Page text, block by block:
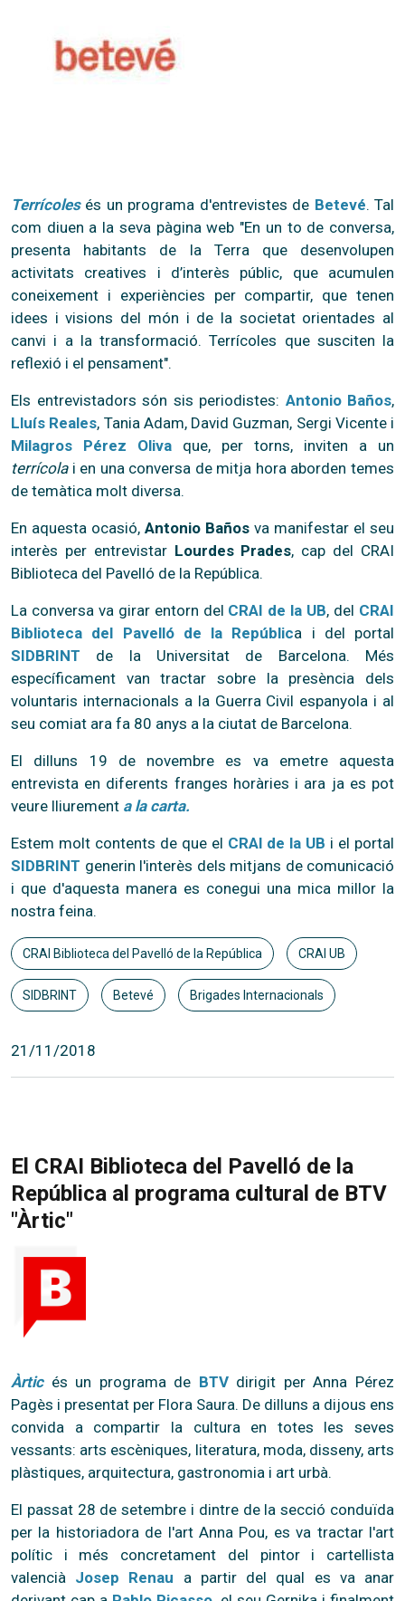
Terrícolesés un programa d'entrevistes de Betevé. Tal
com diuen a la seva pàgina web "En un to de conversa,
presenta habitants de la Terra que desenvolupen
activitats creatives i d’interès públic, que acumulen
coneixement i experiències per compartir, que tenen
idees i visions del món i de la societat orientades al
canvi i a la transformació. Terrícoles que susciten la
reflexió i el pensament".
Els entrevistadors són sis periodistes: Antonio Baños,
Lluís Reales, Tania Adam, David Guzman, Sergi Vicente i
Milagros Pérez Oliva que, per torns, inviten a un
terrícola i en una conversa de mitja hora aborden temes
de temàtica molt diversa.
En aquesta ocasió, Antonio Baños va manifestar el seu
interès per entrevistar Lourdes Prades, cap del CRAI
Biblioteca del Pavelló de la República.
La conversa va girar entorn del CRAI de la UB, del CRAI
Biblioteca del Pavelló de la República i del portal
SIDBRINT de la Universitat de Barcelona. Més
específicament van tractar sobre la presència dels
voluntaris internacionals a la Guerra Civil espanyola i al
seu comiat ara fa 80 anys a la ciutat de Barcelona.
El dilluns 19 de novembre es va emetre aquesta
entrevista en diferents franges horàries i ara ja es pot
veure lliurement a la carta.
Estem molt contents de que el CRAI de la UB i el portal
SIDBRINT generin l'interès dels mitjans de comunicació
i que d'aquesta manera es conegui una mica millor la
nostra feina.
CRAI Biblioteca del Pavelló de la República CRAI UB
SIDBRINT Betevé Brigades Internacionals
21/11/2018
El CRAI Biblioteca del Pavelló de la
República al programa cultural de BTV
"Àrtic"
Àrticés un programa de BTVdirigit per Anna Pérez
Pagès i presentat per Flora Saura. De dilluns a dijous ens
convida a compartir la cultura en totes les seves
vessants: arts escèniques, literatura, moda, disseny, arts
plàstiques, arquitectura, gastronomia i art urbà.
El passat 28 de setembre i dintre de la secció conduïda
per la historiadora de l'art Anna Pou, es va tractar l'art
polític i més concretament del pintor i cartellista
valencià Josep Renau a partir del qual es va anar